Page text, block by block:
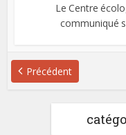
Le Centre
communiqué
Précédent